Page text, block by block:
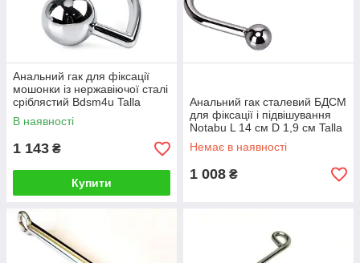
Анальний гак для фіксації
мошонки із нержавіючої сталі
сріблястий Bdsm4u Talla
В наявності
1 143 ₴
Купити
Анальний гак сталевий БДСМ
для фіксації і підвішування
Notabu L 14 см D 1,9 см Talla
Немає в наявності
1 008 ₴